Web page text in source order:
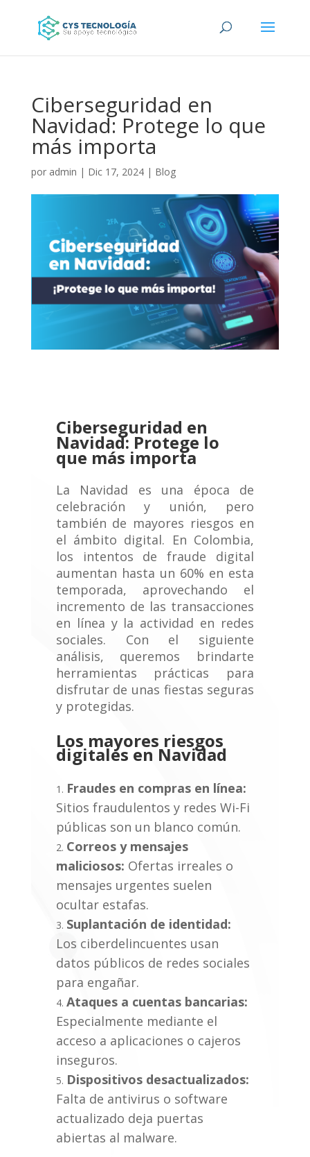
Ciberseguridad en
Navidad: Protege lo que
más importa
por admin | Dic 17, 2024| Blog
Ciberseguridad en
Navidad: Protege lo
que más importa
La Navidad es una época de
celebración y unión, pero
también de mayores riesgos en
el ámbito digital. En Colombia,
los intentos de fraude digital
aumentan hasta un 60% en esta
temporada, aprovechando el
incremento de las transacciones
en línea y la actividad en redes
sociales. Con el siguiente
análisis, queremos brindarte
herramientas prácticas para
disfrutar de unas fiestas seguras
y protegidas.
Los mayores riesgos
digitales en Navidad
Fraudes en compras en línea:
Sitios fraudulentos y redes Wi-Fi
públicas son un blanco común.
Correos y mensajes
maliciosos: Ofertas irreales o
mensajes urgentes suelen
ocultar estafas.
Suplantación de identidad:
Los ciberdelincuentes usan
datos públicos de redes sociales
para engañar.
Ataques a cuentas bancarias:
Especialmente mediante el
acceso a aplicaciones o cajeros
inseguros.
Dispositivos desactualizados:
Falta de antivirus o software
actualizado deja puertas
abiertas al malware.